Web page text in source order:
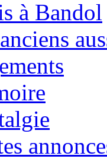
à Bandol